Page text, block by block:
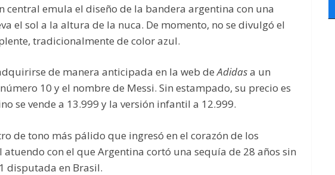
central emula el diseño de la bandera argentina con una
el sol a la altura de la nuca. De momento, no se divulgó el
tradicionalmente de color azul.
de manera anticipada en la web deAdidasa un
10 y el nombre de Messi. Sin estampado, su precio es
se vende a 13.999 y la versión infantil a 12.999.
de tono más pálido que ingresó en el corazón de los
con el que Argentina cortó una sequía de 28 años sin
disputada en Brasil.